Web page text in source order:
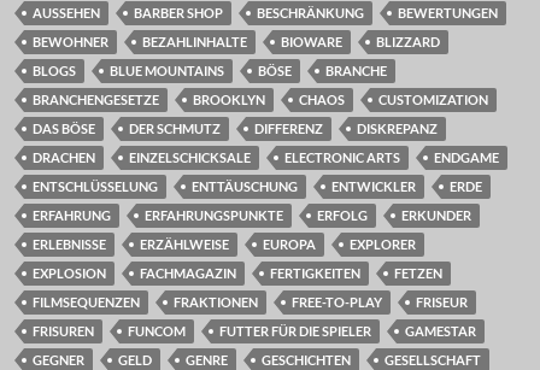
AUSSEHEN
BARBER SHOP BESCHRÄNKUNG
BEWERTUNGEN
BEWOHNER
BEZAHLINHALTE BIOWARE
BLIZZARD
BLOGS
BLUE MOUNTAINS BÖSE
BRANCHE
BRANCHENGESETZE
BROOKLYN CHAOS
CUSTOMIZATION
DAS BÖSE
DER SCHMUTZ DIFFERENZ
DISKREPANZ
DRACHEN
EINZELSCHICKSALE ELECTRONIC ARTS
ENDGAME
ENTSCHLÜSSELUNG
ENTTÄUSCHUNG ENTWICKLER
ERDE
ERFAHRUNG
ERFAHRUNGSPUNKTE ERFOLG
ERKUNDER
ERLEBNISSE
ERZÄHLWEISE EUROPA
EXPLORER
EXPLOSION
FACHMAGAZIN FERTIGKEITEN
FETZEN
FILMSEQUENZEN
FRAKTIONEN FREE-TO-PLAY
FRISEUR
FRISUREN
FUNCOM FUTTER FÜR DIE SPIELER
GAMESTAR
GEGNER
GELD GENRE GESCHICHTEN
GESELLSCHAFT